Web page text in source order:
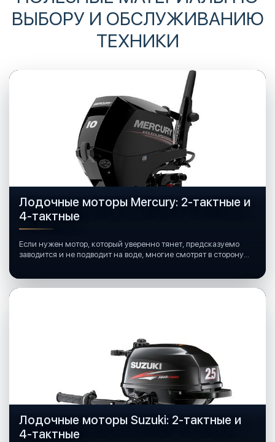
ВЫБОРУ И ОБСЛУЖИВАНИЮ
ТЕХНИКИ
Лодочные моторы Mercury: 2-тактные и
4-тактные
Если нужен мотор, который уверенно тянет, предсказуемо
заводится и не подводит на воде, многие смотрят в сторону
Лодочные моторы Suzuki: 2-тактные и
4-тактные